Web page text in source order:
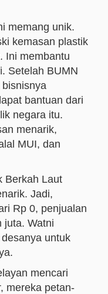
memang unik.
kemasan plastik
Ini membantu
Setelah BUMN
bantuan dari
negara itu.
menarik,
MUI, dan
Berkah Laut
Jadi,
Rp 0, penjualan
juta. Watni
untuk
mencari
mereka petan-